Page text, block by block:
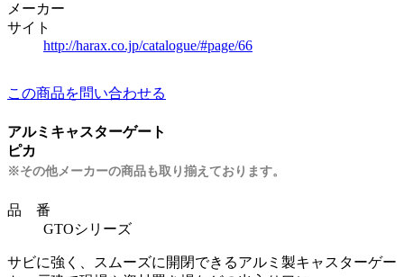
メーカー
サイト
http://harax.co.jp/catalogue/#page/66
この商品を問い合わせる
アルミキャスターゲート
ピカ
※その他メーカーの商品も取り揃えております。
品 番
GTOシリーズ
サビに強く、スムーズに開閉できるアルミ製キャスターゲー